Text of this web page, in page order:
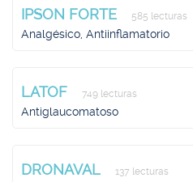
IPSON FORTE 585 lecturas
Analgésico, Antiinflamatorio
LATOF 749 lecturas
Antiglaucomatoso
DRONAVAL 137 lecturas